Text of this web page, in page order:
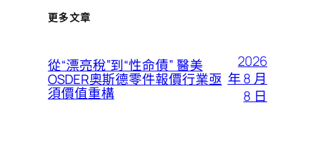
更多文章
從“漂亮稅”到“性命債” 醫美
OSDER奧斯德零件報價行業亟
須價值重構
2026
年 8 月
8 日